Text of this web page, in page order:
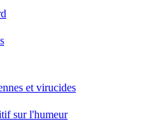
et virucides
sur l'humeur